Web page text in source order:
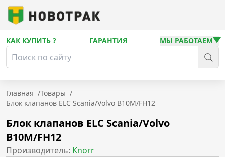
КАК КУПИТЬ ? ГАРАНТИЯ МЫ РАБОТАЕМ
Главная /Товары /
Блок клапанов ELC Scania/Volvo B10M/FH12
Блок клапанов ELC Scania/Volvo
B10M/FH12
Производитель: Knorr